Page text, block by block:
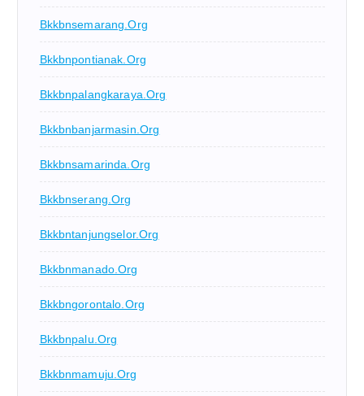
Bkkbnsemarang.org
Bkkbnpontianak.org
Bkkbnpalangkaraya.org
Bkkbnbanjarmasin.org
Bkkbnsamarinda.org
Bkkbnserang.org
Bkkbntanjungselor.org
Bkkbnmanado.org
Bkkbngorontalo.org
Bkkbnpalu.org
Bkkbnmamuju.org